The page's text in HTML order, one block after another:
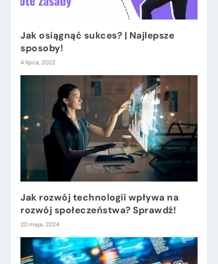
Jak osiągnąć sukces? | Najlepsze
sposoby!
4 lipca, 2022
Jak rozwój technologii wpływa na
rozwój społeczeństwa? Sprawdź!
20 maja, 2024